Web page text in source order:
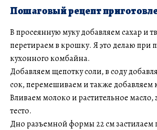
Пошаговый рецепт
В просеянную муку добавляем сахар и
перетираем в крошку. Я это делаю при
кухонного комбайна.
Добавляем щепотку соли, в соду
сок, перемешиваем и также добавляем
Вливаем молоко и растительное
тесто.
Дно разъемной формы 22 см застилаем